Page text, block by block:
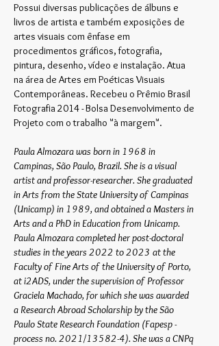
Possui diversas publicações de álbuns e
livros de artista e também exposições de
artes visuais com ênfase em
procedimentos gráficos, fotografia,
pintura, desenho, vídeo e instalação. Atua
na área de Artes em Poéticas Visuais
Contemporâneas. Recebeu o Prêmio Brasil
Fotografia 2014 - Bolsa Desenvolvimento de
Projeto com o trabalho "à margem".
Paula Almozara was born in 1968 in
Campinas, São Paulo, Brazil. She is a visual
artist and professor-researcher. She graduated
in Arts from the State University of Campinas
(Unicamp) in 1989, and obtained a Masters in
Arts and a PhD in Education from Unicamp.
Paula Almozara completed her post-doctoral
studies in the years 2022 to 2023 at the
Faculty of Fine Arts of the University of Porto,
at i2ADS, under the supervision of Professor
Graciela Machado, for which she was awarded
a Research Abroad Scholarship by the São
Paulo State Research Foundation (Fapesp -
process no. 2021/13582-4). She was a CNPq